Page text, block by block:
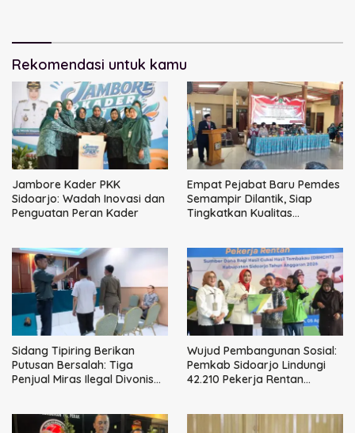
Rekomendasi untuk kamu
Jambore Kader PKK
Sidoarjo: Wadah Inovasi dan
Penguatan Peran Kader
Empat Pejabat Baru Pemdes
Semampir Dilantik, Siap
Tingkatkan Kualitas
Sidang Tipiring Berikan
Putusan Bersalah: Tiga
Penjual Miras Ilegal Divonis
Wujud Pembangunan Sosial:
Pemkab Sidoarjo Lindungi
42.210 Pekerja Rentan